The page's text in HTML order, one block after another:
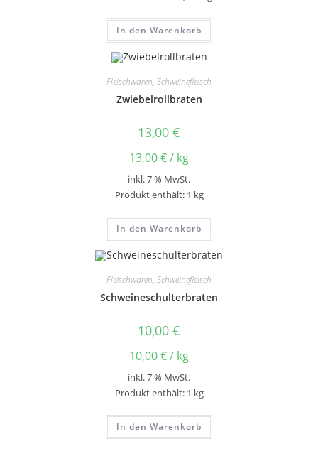
In den Warenkorb
Fleischwaren, Schweinefleisch
Zwiebelrollbraten
13,00 €
13,00€/ kg
inkl. 7 % MwSt.
Produkt enthält: 1 kg
In den Warenkorb
Fleischwaren, Schweinefleisch
Schweineschulterbraten
10,00 €
10,00€/ kg
inkl. 7 % MwSt.
Produkt enthält: 1 kg
In den Warenkorb